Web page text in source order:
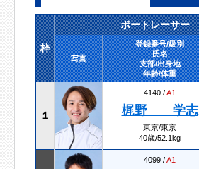
枠
ボートレーサー
写真
登録番号/級別
氏名
支部/出身地
年齢/体重
１
4140 /A1
梶野 学志
東京/東京
40歳/52.1kg
4099 /A1